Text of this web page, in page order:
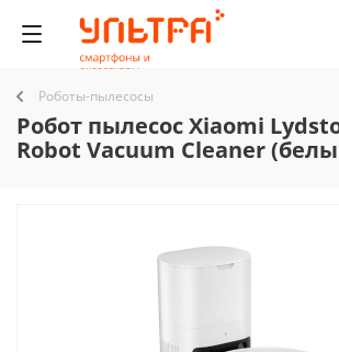
Роботы-пылесосы
Робот пылесос Xiaomi
Robot Vacuum Cleaner